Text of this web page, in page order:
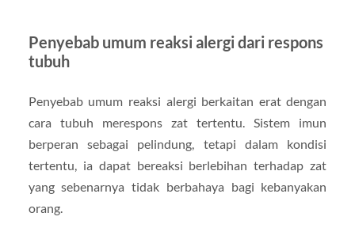
Penyebab umum reaksi alergi dari respons
tubuh
Penyebab umum reaksi alergi berkaitan erat dengan
cara tubuh merespons zat tertentu. Sistem imun
berperan sebagai pelindung, tetapi dalam kondisi
tertentu, ia dapat bereaksi berlebihan terhadap zat
yang sebenarnya tidak berbahaya bagi kebanyakan
orang.